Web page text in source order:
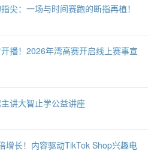
尖：一场与时间赛跑的断指再植！
播！2026年湾高赛开启线上赛事宣
讲大智止学公益讲座
增长！内容驱动TikTok Shop兴趣电